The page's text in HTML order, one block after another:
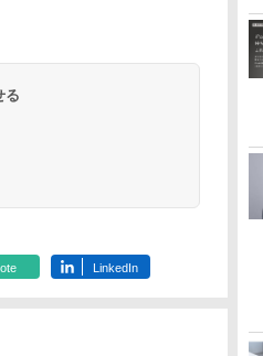
る
LinkedIn